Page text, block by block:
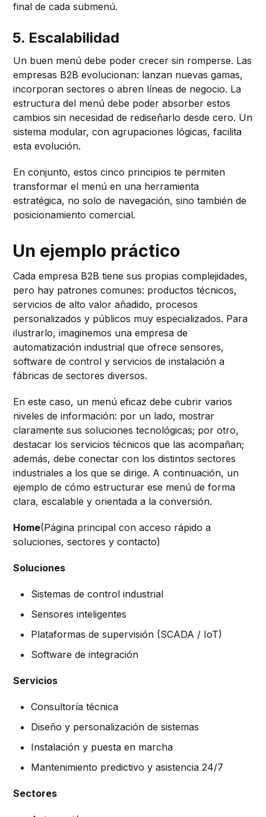
final de cada submenú.
5. Escalabilidad
Un buen menú debe poder crecer sin romperse. Las
empresas B2B evolucionan: lanzan nuevas gamas,
incorporan sectores o abren líneas de negocio. La
estructura del menú debe poder absorber estos
cambios sin necesidad de rediseñarlo desde cero. Un
sistema modular, con agrupaciones lógicas, facilita
esta evolución.
En conjunto, estos cinco principios te permiten
transformar el menú en una herramienta
estratégica, no solo de navegación, sino también de
posicionamiento comercial.
Un ejemplo práctico
Cada empresa B2B tiene sus propias complejidades,
pero hay patrones comunes: productos técnicos,
servicios de alto valor añadido, procesos
personalizados y públicos muy especializados. Para
ilustrarlo, imaginemos una empresa de
automatización industrial que ofrece sensores,
software de control y servicios de instalación a
fábricas de sectores diversos.
En este caso, un menú eficaz debe cubrir varios
niveles de información: por un lado, mostrar
claramente sus soluciones tecnológicas; por otro,
destacar los servicios técnicos que las acompañan;
además, debe conectar con los distintos sectores
industriales a los que se dirige. A continuación, un
ejemplo de cómo estructurar ese menú de forma
clara, escalable y orientada a la conversión.
Home(Página principal con acceso rápido a
soluciones, sectores y contacto)
Soluciones
Sistemas de control industrial
Sensores inteligentes
Plataformas de supervisión (SCADA / IoT)
Software de integración
Servicios
Consultoría técnica
Diseño y personalización de sistemas
Instalación y puesta en marcha
Mantenimiento predictivo y asistencia 24/7
Sectores